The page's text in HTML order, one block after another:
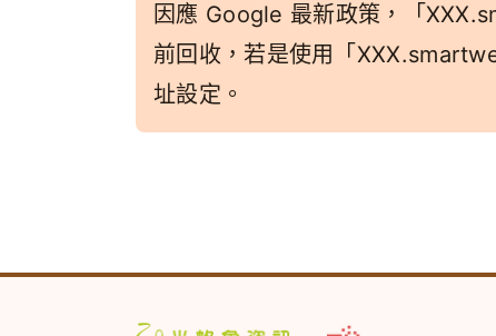
因應 Google 最新政策，「
前回收，若是使用「
址設定。